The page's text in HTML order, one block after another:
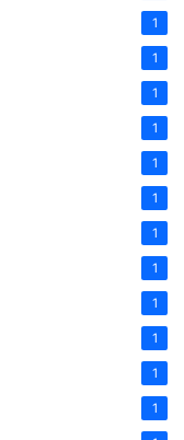
1
1
1
1
1
1
1
1
1
1
1
1